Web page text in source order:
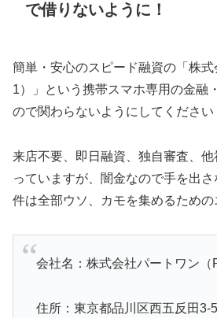
で借りないように！
簡単・安心のスピード融資の「株
1）」という携帯スマホ専用の金融
ので関わらないようにしてください
来店不要、即日融資、独自審査、
っていますが、闇金なので手を出
件は全部ウソ、カモを集めるための
会社名：株式会社パートワン（
住所：東京都品川区西五反田3-